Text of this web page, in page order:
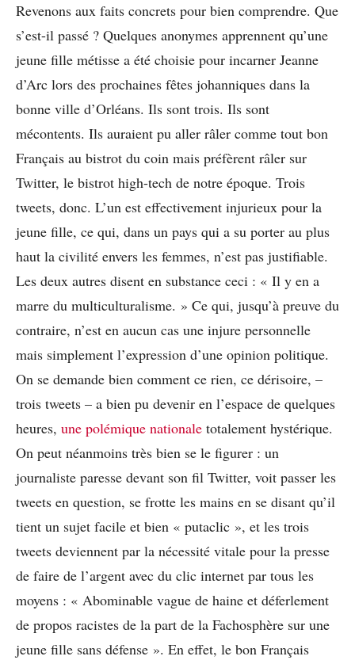
Revenons aux faits concrets pour bien comprendre. Que
s’est-il passé ? Quelques anonymes apprennent qu’une
jeune fille métisse a été choisie pour incarner Jeanne
d’Arc lors des prochaines fêtes johanniques dans la
bonne ville d’Orléans. Ils sont trois. Ils sont
mécontents. Ils auraient pu aller râler comme tout bon
Français au bistrot du coin mais préfèrent râler sur
Twitter, le bistrot high-tech de notre époque. Trois
tweets, donc. L’un est effectivement injurieux pour la
jeune fille, ce qui, dans un pays qui a su porter au plus
haut la civilité envers les femmes, n’est pas justifiable.
Les deux autres disent en substance ceci : « Il y en a
marre du multiculturalisme. » Ce qui, jusqu’à preuve du
contraire, n’est en aucun cas une injure personnelle
mais simplement l’expression d’une opinion politique.
On se demande bien comment ce rien, ce dérisoire, –
trois tweets – a bien pu devenir en l’espace de quelques
heures, une polémique nationale totalement hystérique.
On peut néanmoins très bien se le figurer : un
journaliste paresse devant son fil Twitter, voit passer les
tweets en question, se frotte les mains en se disant qu’il
tient un sujet facile et bien « putaclic », et les trois
tweets deviennent par la nécessité vitale pour la presse
de faire de l’argent avec du clic internet par tous les
moyens : « Abominable vague de haine et déferlement
de propos racistes de la part de la Fachosphère sur une
jeune fille sans défense ». En effet, le bon Français